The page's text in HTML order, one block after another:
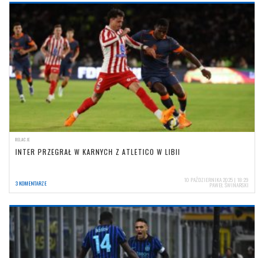
RELACJE
INTER PRZEGRAŁ W KARNYCH Z ATLETICO W LIBII
3 KOMENTARZE 10 PAŹDZIERNIKA 2025 | 18:29
PAWEŁ ŚWINARSKI